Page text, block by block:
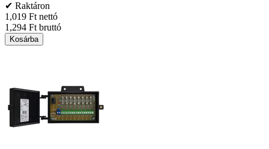
✔ Raktáron
1,019 Ft nettó
1,294 Ft bruttó
Kosárba